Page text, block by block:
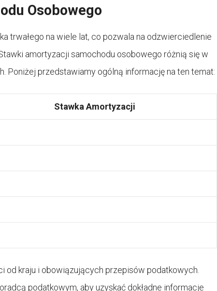
Osobowego
trwałego na wiele lat, co pozwala na odzwierciedlenie
amortyzacji samochodu osobowego różnią się w
Poniżej przedstawiamy ogólną informację na ten temat:
Stawka Amortyzacji
od kraju i obowiązujących przepisów podatkowych.
podatkowym, aby uzyskać dokładne informacje